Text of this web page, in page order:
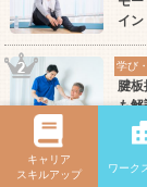
イ
学び
腱板
も解
椎
キャリア
スキルアップ
ワーク